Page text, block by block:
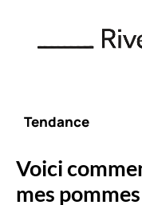
contenu
Tendance
Voici
mes